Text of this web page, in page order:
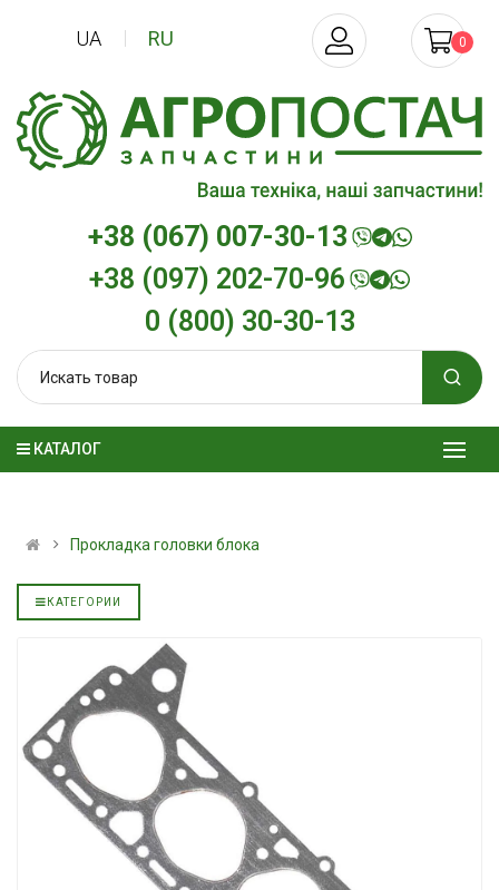
+38 (067) 007-30-13
+38 (097) 202-70-96
0 (800) 30-30-13
UA RU 0
КАТАЛОГ
Прокладка головки блока
КАТЕГОРИИ